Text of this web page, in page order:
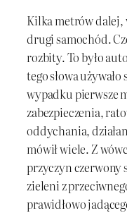
Kilka metrów dalej,
drugi samochód.
rozbity. To było
tego słowa
wypadku pierwsze
zabezpieczenia,
oddychania,
mówił wiele. Z
przyczyn czerwony
zieleni z
prawidłowo